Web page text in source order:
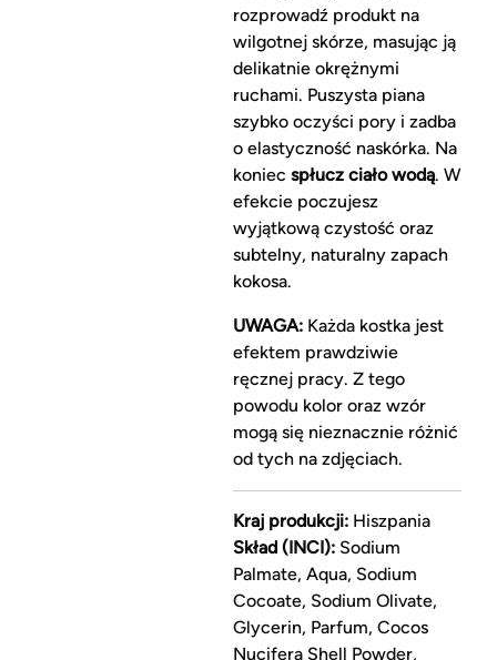
rozprowadź produkt na
wilgotnej skórze, masując ją
delikatnie okrężnymi
ruchami. Puszysta piana
szybko oczyści pory i zadba
o elastyczność naskórka. Na
koniec spłucz ciało wodą. W
efekcie poczujesz
wyjątkową czystość oraz
subtelny, naturalny zapach
kokosa.
UWAGA:Każda kostka jest
efektem prawdziwie
ręcznej pracy. Z tego
powodu kolor oraz wzór
mogą się nieznacznie różnić
od tych na zdjęciach.
Kraj produkcji:Hiszpania
Skład (INCI):Sodium
Palmate, Aqua, Sodium
Cocoate, Sodium Olivate,
Glycerin, Parfum, Cocos
Nucifera Shell Powder,